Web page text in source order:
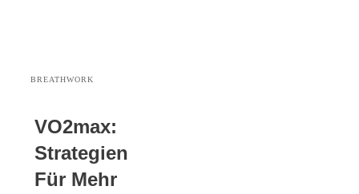
BREATHWORK
VO2max:
Strategien
Für Mehr